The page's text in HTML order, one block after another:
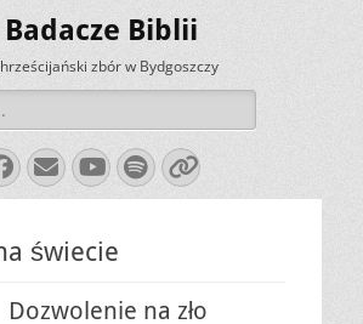
Badacze Biblii
zbór w Bydgoszczy
E-
mail
YouTube
Spotify
Link
świecie
Dozwolenie na zło